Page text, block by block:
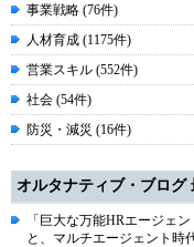
事業戦略 (76件)
人材育成 (1175件)
営業スキル (552件)
社会 (54件)
防災・減災 (16件)
オルタナティブ・ブログ
「巨大な万能HRエージェ
と、マルチエージェント時